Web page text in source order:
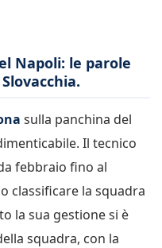
Napoli: le parole
sulla panchina del
Il tecnico
febbraio fino al
classificare la squadra
la sua gestione si è
squadra, con la